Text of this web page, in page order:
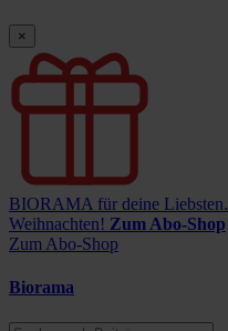
×
BIORAMA für deine Liebsten.
Weihnachten! Zum Abo-Shop
Zum Abo-Shop
Biorama